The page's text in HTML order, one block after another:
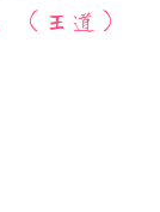
王道）